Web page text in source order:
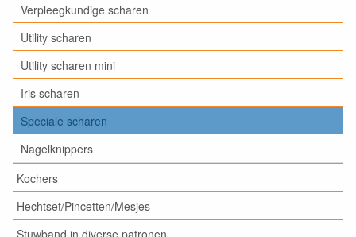
Verpleegkundige scharen
Utility scharen
Utility scharen mini
Iris scharen
Speciale scharen
Nagelknippers
Kochers
Hechtset/Pincetten/Mesjes
Stuwband in diverse patronen